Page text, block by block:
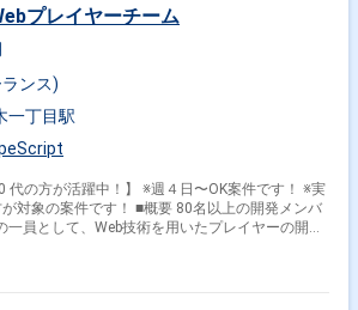
。 ------------------------------------------------------------------ ※弊
件は取り扱っておりません。
プレイヤーチーム
ンス)
一丁目駅
代の方が活躍中！】 ※週４日〜OK案件です！ ※実
！ ■概要 80名以上の開発メンバ
一員として、Web技術を用いたプレイヤーの開発
験が求められます 勤務開始時には、プ